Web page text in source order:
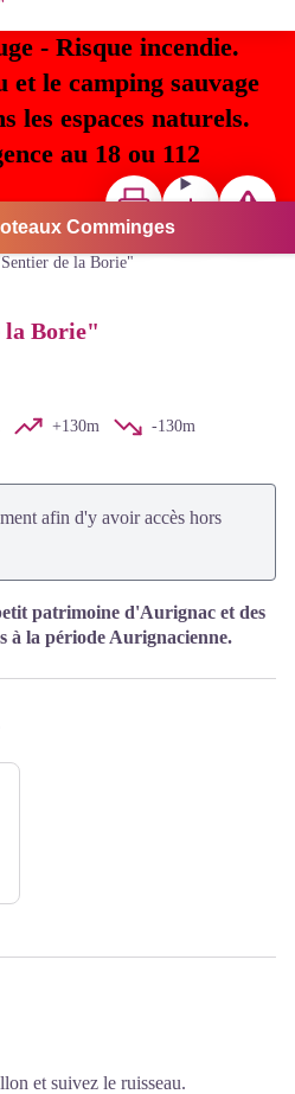
- Risque incendie.
et le camping sauvage
les espaces naturels.
au 18 ou 112
Comminges
Coteaux Comminges
Voir l'image en plein écran
ImprimerTéléchargerSignaler
de la Borie"
la Borie"
+130m
-130m
afin d'y avoir accès hors
patrimoine d'Aurignac et des
à la période Aurignacienne.
et suivez le ruisseau.